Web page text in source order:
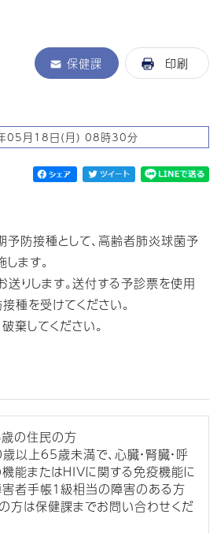
保健課 印刷
05月18日(月) 08時30分
防接種として、高齢者肺炎球菌予
ます。
りします。送付する予診票を使用
種を受けてください。
棄してください。
５歳の住民の方
歳以上65歳未満で、心臓・腎臓・呼
能またはHIVに関する免疫機能に
者手帳１級相当の障害のある方
方は保健課までお問い合わせくだ